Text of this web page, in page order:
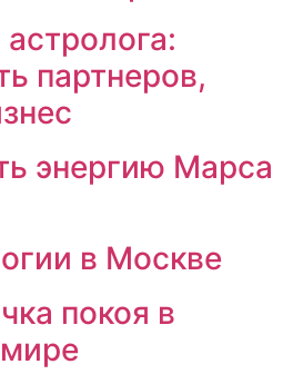
партнеров,
энергию Марса
в Москве
покоя в